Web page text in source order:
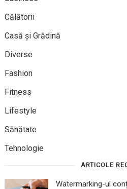
Călătorii
Casă și Grădină
Diverse
Fashion
Fitness
Lifestyle
Sănătate
Tehnologie
ARTICOLE
Watermarking-ul